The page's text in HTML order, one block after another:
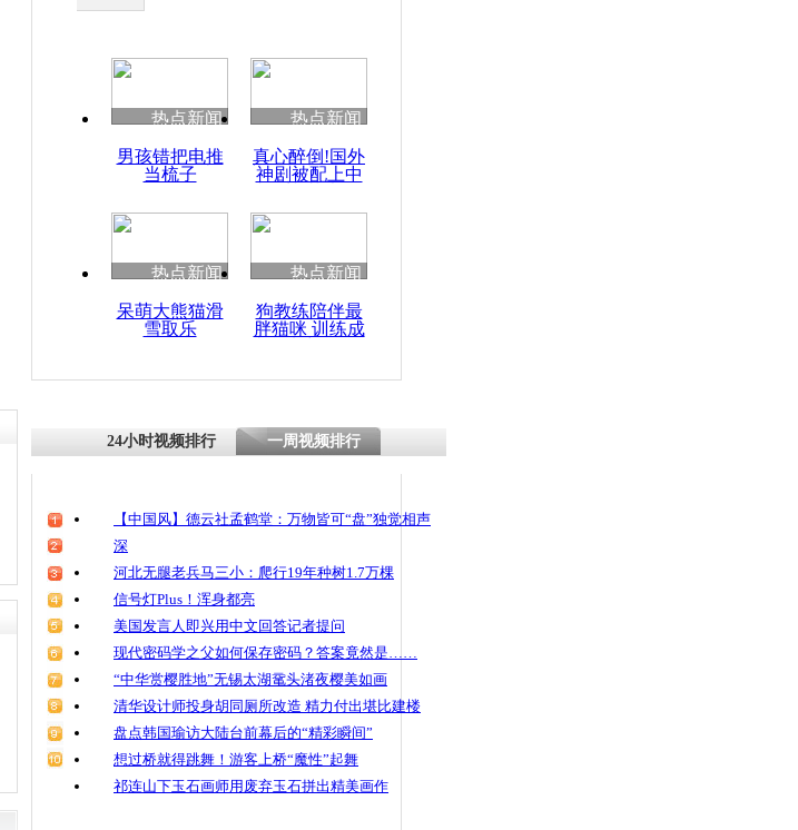
热点新闻
男孩错把电推
当梳子
热点新闻
真心醉倒!国外
神剧被配上中
热点新闻
呆萌大熊猫滑
雪取乐
热点新闻
狗教练陪伴最
胖猫咪 训练成
24小时视频排行 一周视频排行
【中国风】德云社孟鹤堂：万物皆可“盘”独觉相声
深
河北无腿老兵马三小：爬行19年种树1.7万棵
信号灯Plus！浑身都亮
美国发言人即兴用中文回答记者提问
现代密码学之父如何保存密码？答案竟然是……
“中华赏樱胜地”无锡太湖鼋头渚夜樱美如画
清华设计师投身胡同厕所改造 精力付出堪比建楼
盘点韩国瑜访大陆台前幕后的“精彩瞬间”
想过桥就得跳舞！游客上桥“魔性”起舞
祁连山下玉石画师用废弃玉石拼出精美画作